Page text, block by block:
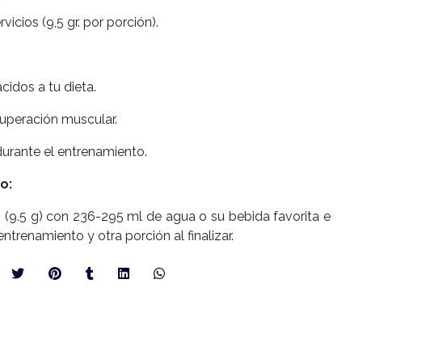
(9,5 gr. por porción).
a tu dieta.
muscular.
el entrenamiento.
(9.5 g) con 236-295 ml de agua o su bebida favorita e
y otra porción al finalizar.